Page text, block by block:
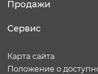
Продажи
Сервис
Карта сайта
Положение о